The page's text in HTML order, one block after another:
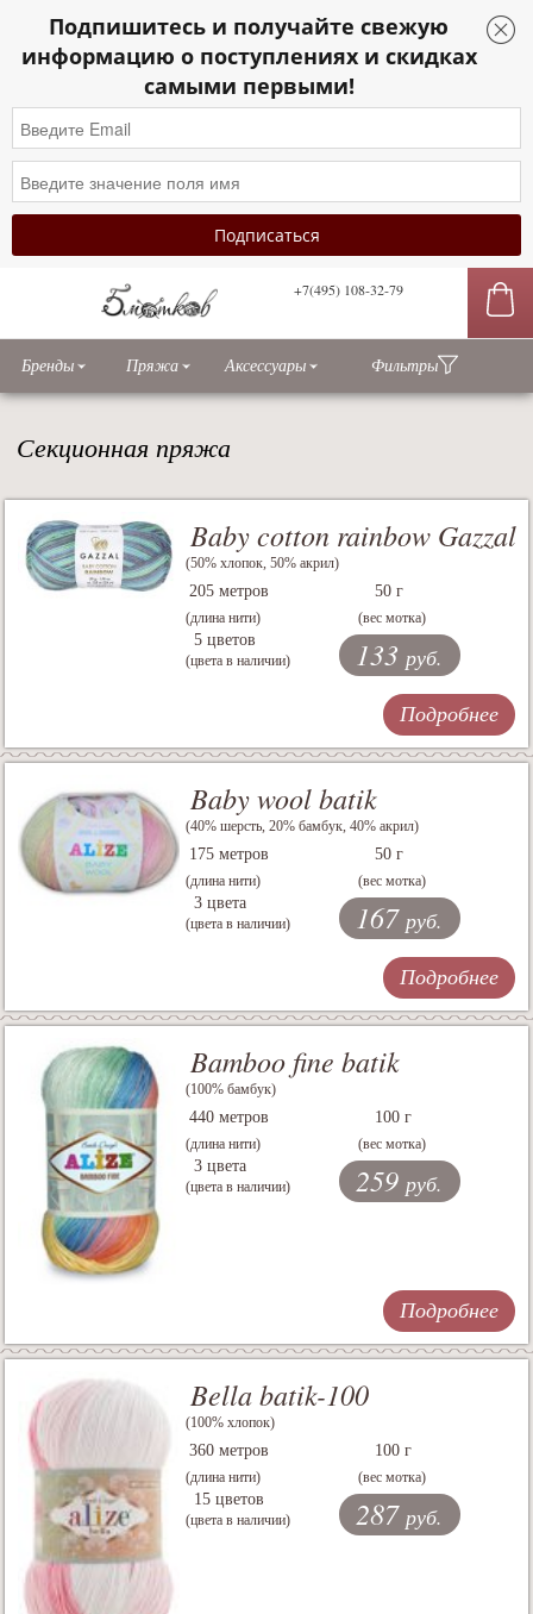
Подпишитесь и получайте свежую
информацию о поступлениях и скидках
самыми первыми!
+7(495) 108-32-79
Бренды Пряжа Аксессуары Фильтры
Секционная пряжа
Baby cotton rainbow Gazzal
(50% хлопок, 50% акрил)
205 метров
(длина нити)
50 г
(вес мотка)
5 цветов
(цвета в наличии) 133 руб.
Подробнее
Baby wool batik
(40% шерсть, 20% бамбук, 40% акрил)
175 метров
(длина нити)
50 г
(вес мотка)
3 цвета
(цвета в наличии) 167 руб.
Подробнее
Bamboo fine batik
(100% бамбук)
440 метров
(длина нити)
100 г
(вес мотка)
3 цвета
(цвета в наличии) 259 руб.
Подробнее
Bella batik-100
(100% хлопок)
360 метров
(длина нити)
100 г
(вес мотка)
15 цветов
(цвета в наличии) 287 руб.